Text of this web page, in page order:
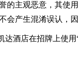
的主观恶意，其使
会产生混淆误认，
达酒店在招牌上使